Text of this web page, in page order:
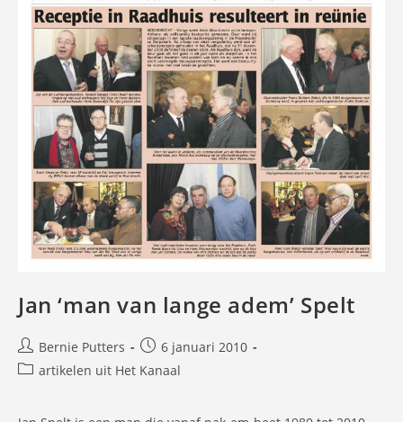
Jan ‘man van lange adem’ Spelt
Bericht
auteur:
Bernie Putters
Bericht
gepubliceerd
6 januari 2010
Berichtcategorie:
artikelen uit Het Kanaal